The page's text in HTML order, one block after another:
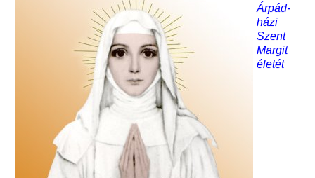
Árpád-
házi
Szent
Margit
életét